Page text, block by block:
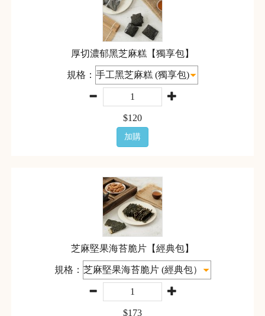
厚切濃郁黑芝麻糕【獨享包】
規格：
$120
加購
芝麻堅果海苔脆片【經典包】
規格：
$173